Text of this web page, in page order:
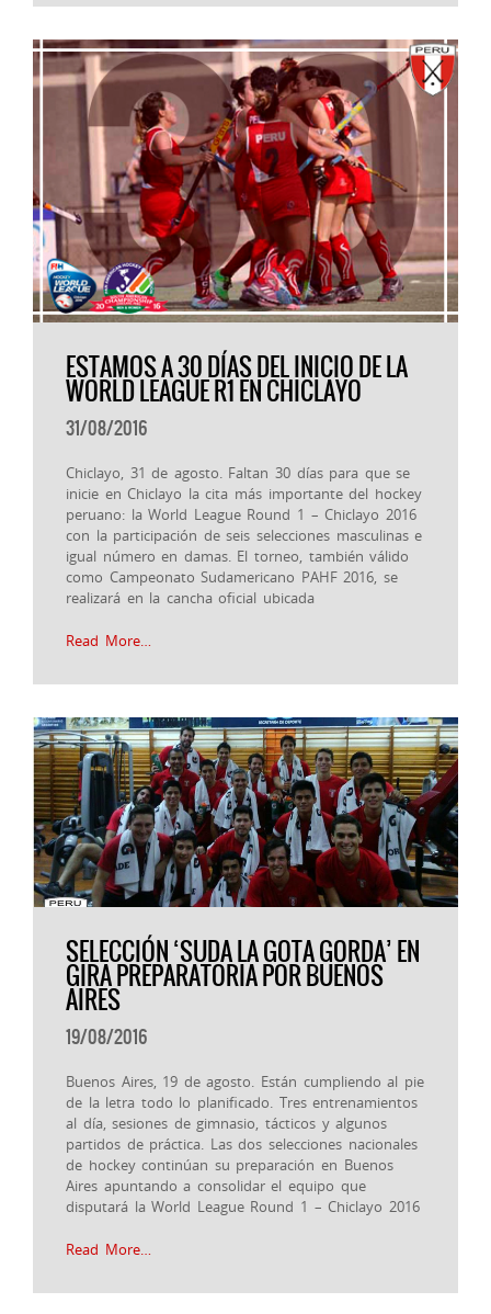
ESTAMOS A 30 DÍAS DEL INICIO DE LA
WORLD LEAGUE R1 EN CHICLAYO
31/08/2016
Chiclayo, 31 de agosto. Faltan 30 días para que se
inicie en Chiclayo la cita más importante del hockey
peruano: la World League Round 1 – Chiclayo 2016
con la participación de seis selecciones masculinas e
igual número en damas. El torneo, también válido
como Campeonato Sudamericano PAHF 2016, se
realizará en la cancha oficial ubicada
Read More…
SELECCIÓN ‘SUDA LA GOTA GORDA’ EN
GIRA PREPARATORIA POR BUENOS
AIRES
19/08/2016
Buenos Aires, 19 de agosto. Están cumpliendo al pie
de la letra todo lo planificado. Tres entrenamientos
al día, sesiones de gimnasio, tácticos y algunos
partidos de práctica. Las dos selecciones nacionales
de hockey continúan su preparación en Buenos
Aires apuntando a consolidar el equipo que
disputará la World League Round 1 – Chiclayo 2016
Read More…